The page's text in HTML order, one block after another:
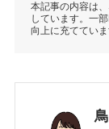
本記事の内容は
しています。一
向上に充てていま